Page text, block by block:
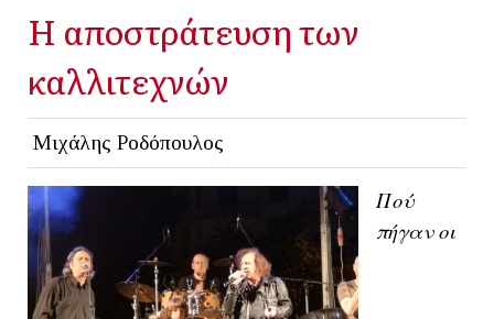
Η αποστράτευση των
καλλιτεχνών
Μιχάλης Ροδόπουλος
Πού
πήγαν οι